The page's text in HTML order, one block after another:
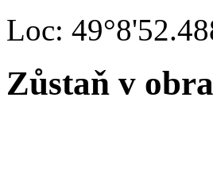
Loc:
Zůstaň v